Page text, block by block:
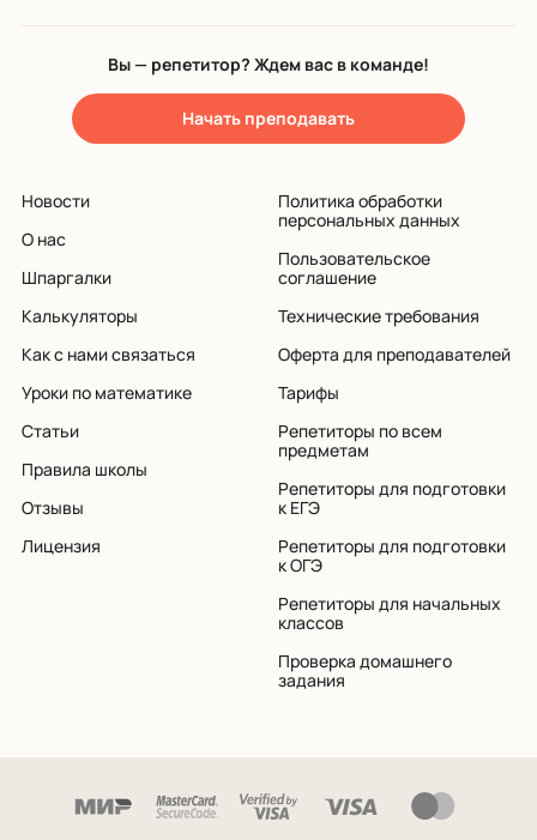
Вы — репетитор? Ждем вас в команде!
Начать преподавать
Новости
О нас
Шпаргалки
Калькуляторы
Как с нами связаться
Уроки по математике
Статьи
Правила школы
Отзывы
Лицензия
Политика обработки
персональных данных
Пользовательское
соглашение
Технические требования
Оферта для преподавателей
Тарифы
Репетиторы по всем
предметам
Репетиторы для подготовки
к ЕГЭ
Репетиторы для подготовки
к ОГЭ
Репетиторы для начальных
классов
Проверка домашнего
задания